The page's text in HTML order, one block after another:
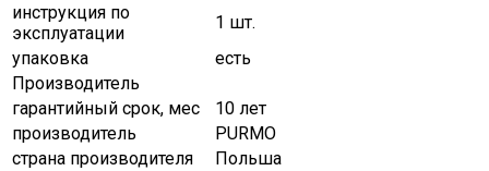
инструкция по
эксплуатации
1 шт.
упаковка
есть
Производитель
гарантийный срок, мес
10 лет
производитель
PURMO
страна производителя
Польша